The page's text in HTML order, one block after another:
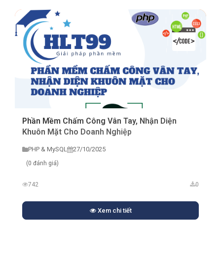
Phần Mềm Chấm Công Vân Tay, Nhận Diện
Khuôn Mặt Cho Doanh Nghiệp
PHP & MySQL 27/10/2025
(0 đánh giá)
742 0
Xem chi tiết